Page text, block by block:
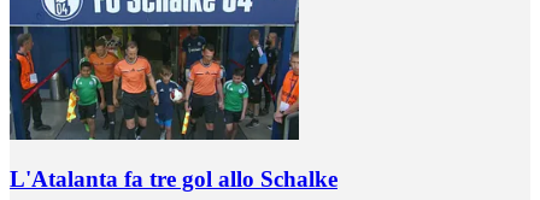
L'Atalanta fa tre gol allo Schalke